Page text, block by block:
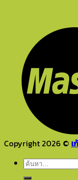
Copyright 2026 © เ
ค้นหา: